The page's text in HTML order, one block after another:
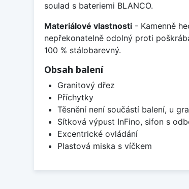
soulad s bateriemi BLANCO.
Materiálové vlastnosti - Kamenně
nepřekonatelně odolný proti
100 % stálobarevný.
Obsah balení
Granitový dřez
Příchytky
Těsnění není součástí balení, u
Sítková výpust InFino, sifon s
Excentrické ovládání
Plastová miska s víčkem